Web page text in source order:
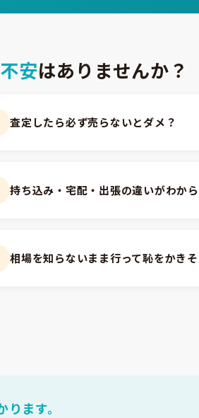
安はありませんか？
査定したら必ず売らないとダメ？
持ち込み・宅配・出張の違いがわか
相場を知らないまま行って恥をかきそ
ます。